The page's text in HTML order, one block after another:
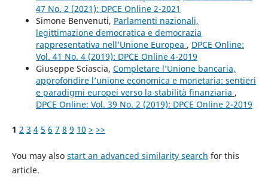
47 No. 2 (2021): DPCE Online 2-2021
Simone Benvenuti, Parlamenti nazionali,
legittimazione democratica e democrazia
rappresentativa nell’Unione Europea , DPCE Online:
Vol. 41 No. 4 (2019): DPCE Online 4-2019
Giuseppe Sciascia, Completare l’Unione bancaria,
approfondire l’unione economica e monetaria: sentieri
e paradigmi europei verso la stabilità finanziaria ,
DPCE Online: Vol. 39 No. 2 (2019): DPCE Online 2-2019
1 2 3 4 5 6 7 8 9 10 > >>
You may also start an advanced similarity search for this
article.